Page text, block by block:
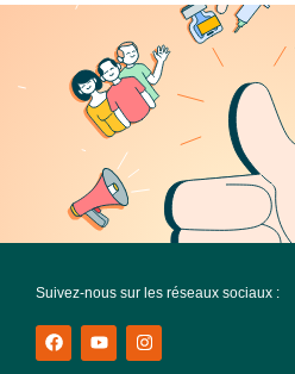
Suivez-nous sur les réseaux sociaux :